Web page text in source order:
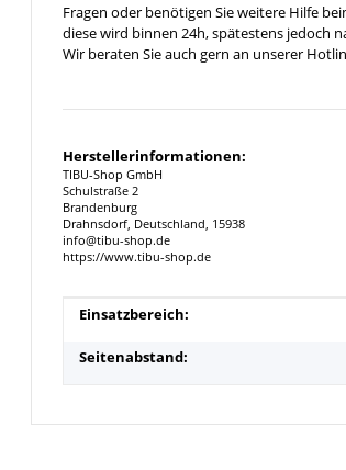
Fragen oder benötigen Sie weitere Hilfe
diese wird binnen 24h, spätestens jedoch
Wir beraten Sie auch gern an unserer
Herstellerinformationen:
TIBU-Shop GmbH
Schulstraße 2
Brandenburg
Drahnsdorf, Deutschland, 15938
info@tibu-shop.de
https://www.tibu-shop.de
Produkteigenschaft
Wert
Einsatzbereich:
Seitenabstand: